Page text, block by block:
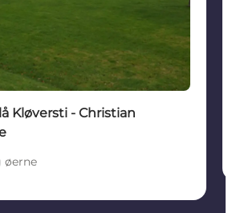
Kløversti - Christian
øerne